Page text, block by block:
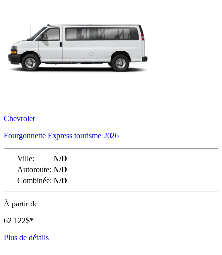
Chevrolet
Fourgonnette Express tourisme 2026
Ville:
N/D
Autoroute: N/D
Combinée: N/D
À partir de
62 122$*
Plus de détails